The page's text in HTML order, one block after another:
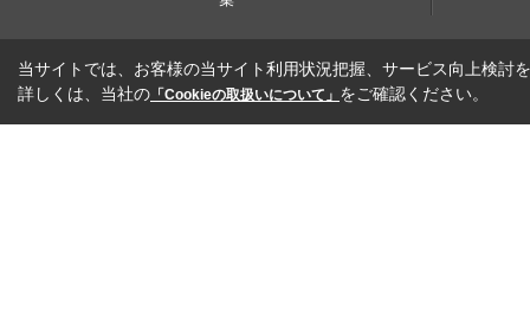
当サイトでは、お客様の当サイト利用状況把握、サービス向上検討
詳しくは、当社の 「Cookieの取扱いについて」 をご確認ください。